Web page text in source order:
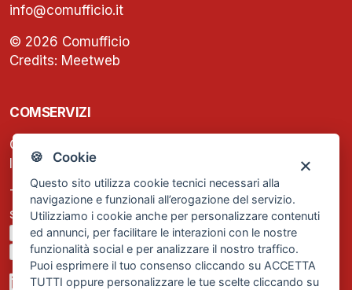
🍪 Cookie
Questo sito utilizza cookie tecnici necessari alla
navigazione e funzionali all’erogazione del servizio.
Utilizziamo i cookie anche per personalizzare contenuti
ed annunci, per facilitare le interazioni con le nostre
funzionalità social e per analizzare il nostro traffico.
Puoi esprimere il tuo consenso cliccando su ACCETTA
TUTTI oppure personalizzare le tue scelte cliccando su
info@comufficio.it
© 2026 Comufficio
Credits: Meetweb
COMSERVIZI
C.F. e P.IVA: 13474420158
Iscrizione REA Milano n. 1656740
Tel. +39 02 2838 1307
segreteria@comservizi.eu
Privacy Policy
Cookie Policy